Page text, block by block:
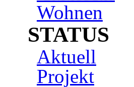
Wohnen
STATUS
Aktuell
Projekt